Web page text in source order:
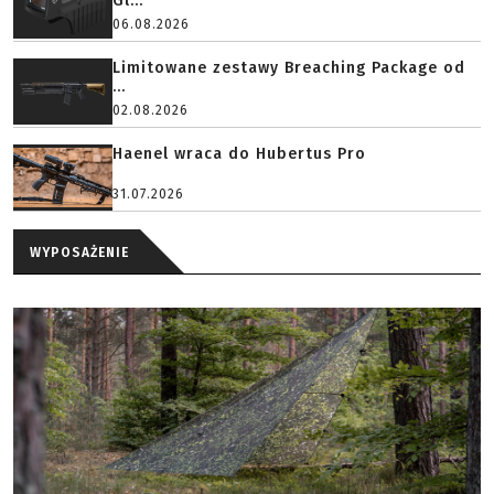
06.08.2026
Limitowane zestawy Breaching Package od
...
02.08.2026
Haenel wraca do Hubertus Pro
31.07.2026
WYPOSAŻENIE